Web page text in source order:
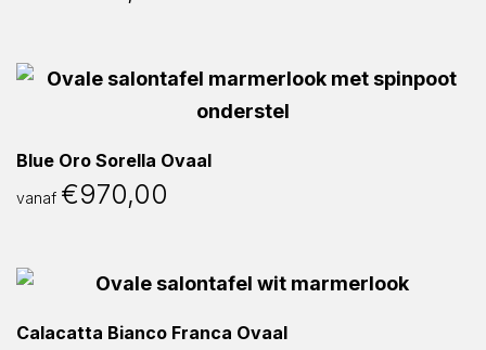
Blue Oro Sorella Ovaal
vanaf €970,00
Calacatta Bianco Franca Ovaal